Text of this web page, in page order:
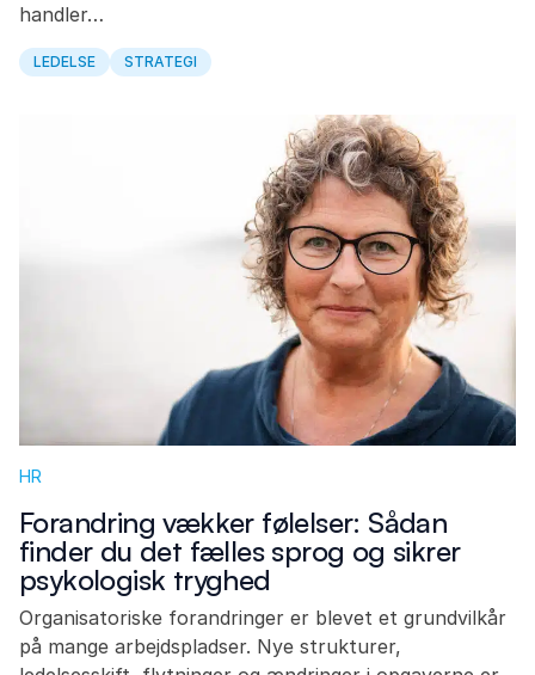
handler…
LEDELSE STRATEGI
HR
Forandring vækker følelser: Sådan
finder du det fælles sprog og sikrer
psykologisk tryghed
Organisatoriske forandringer er blevet et grundvilkår
på mange arbejdspladser. Nye strukturer,